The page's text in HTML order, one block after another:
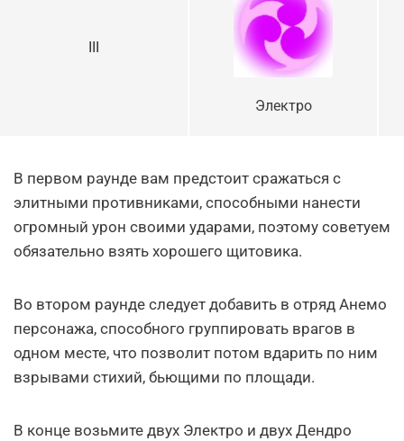
Электро
В первом раунде вам предстоит сражаться с
элитными противниками, способными нанести
огромный урон своими ударами, поэтому советуем
обязательно взять хорошего щитовика.
Во втором раунде следует добавить в отряд Анемо
персонажа, способного группировать врагов в
одном месте, что позволит потом вдарить по ним
взрывами стихий, бьющими по площади.
В конце возьмите двух Электро и двух Дендро